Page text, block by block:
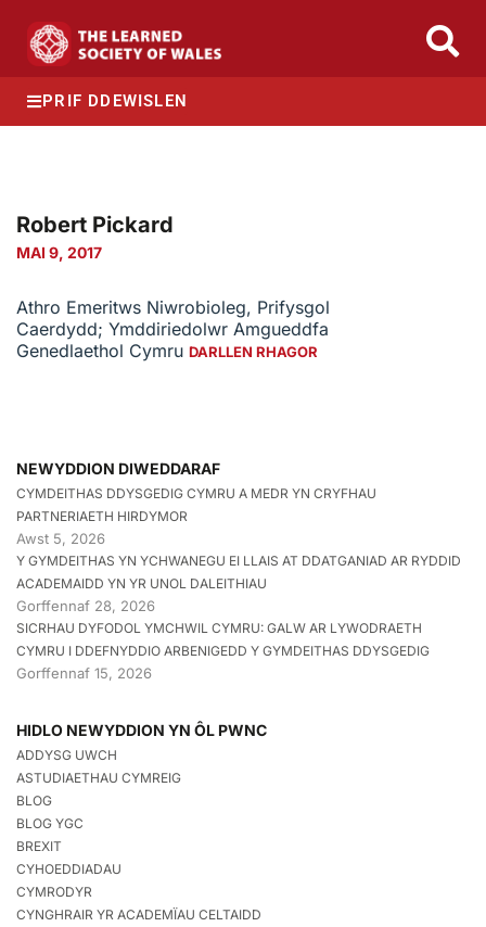
PRIF DDEWISLEN
Robert Pickard
MAI 9, 2017
Athro Emeritws Niwrobioleg, Prifysgol
Caerdydd; Ymddiriedolwr Amgueddfa
Genedlaethol Cymru DARLLEN RHAGOR
NEWYDDION DIWEDDARAF
CYMDEITHAS DDYSGEDIG CYMRU A MEDR YN CRYFHAU
PARTNERIAETH HIRDYMOR
Awst 5, 2026
Y GYMDEITHAS YN YCHWANEGU EI LLAIS AT DDATGANIAD AR RYDDID
ACADEMAIDD YN YR UNOL DALEITHIAU
Gorffennaf 28, 2026
SICRHAU DYFODOL YMCHWIL CYMRU: GALW AR LYWODRAETH
CYMRU I DDEFNYDDIO ARBENIGEDD Y GYMDEITHAS DDYSGEDIG
Gorffennaf 15, 2026
HIDLO NEWYDDION YN ÔL PWNC
ADDYSG UWCH
ASTUDIAETHAU CYMREIG
BLOG
BLOG YGC
BREXIT
CYHOEDDIADAU
CYMRODYR
CYNGHRAIR YR ACADEMÏAU CELTAIDD